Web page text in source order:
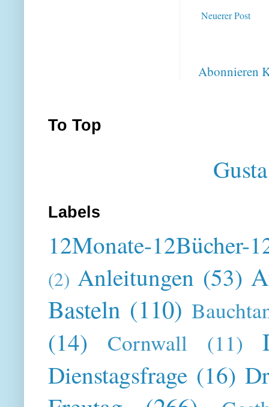
Neuerer Post
Abonnieren
To Top
Labels
12Monate-12Bücher-
(2) Anleitungen (53)
Basteln (110)
(14) Cornwall (11)
Dienstagsfrage (16)